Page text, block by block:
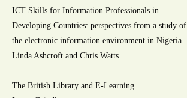
ICT Skills for Information Professionals in
Developing Countries: perspectives from a study of
the electronic information environment in Nigeria
Linda Ashcroft and Chris Watts
The British Library and E-Learning